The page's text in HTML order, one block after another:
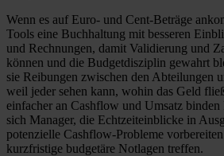
Wenn es auf Euro- und Cent-Beträge
Tools eine Buchhaltung mit besseren
und Rechnungen, damit Validierung und
können und die Budgetdisziplin gewahrt
sie Reibungen zwischen den Abteilungen
weil jeder sehen kann, wohin das Geld
einfacher an Cashflow und Umsatz
sich Manager, die Echtzeiteinblicke in
potenzielle Cashflow-Probleme
kurzfristige budgetäre Notlagen treffen.